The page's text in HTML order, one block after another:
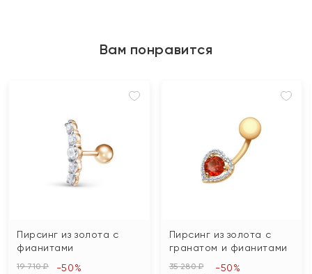
Вам понравится
Пирсинг из золота с
фианитами
19 710 ₽ -50%
Пирсинг из золота с
гранатом и фианитами
35 280 ₽ -50%